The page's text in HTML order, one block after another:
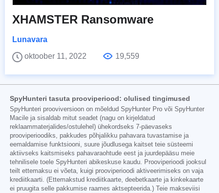
XHAMSTER Ransomware
Lunavara
oktoober 11, 2022
19,559
SpyHunteri tasuta prooviperiood: olulised tingimused
SpyHunteri prooviversioon on mõeldud SpyHunter Pro või SpyHunter
Macile ja sisaldab mitut seadet (nagu on kirjeldatud
reklaammaterjalides/ostulehel) ühekordseks 7-päevaseks
prooviperioodiks, pakkudes põhjalikku pahavara tuvastamise ja
eemaldamise funktsiooni, suure jõudlusega kaitset teie süsteemi
aktiivseks kaitsmiseks pahavaraohtude eest ja juurdepääsu meie
tehnilisele toele SpyHunteri abikeskuse kaudu. Prooviperioodi jooksul
teilt ettemaksu ei võeta, kuigi prooviperioodi aktiveerimiseks on vaja
krediitkaarti. (Ettemakstud krediitkaarte, deebetkaarte ja kinkekaarte
ei pruugita selle pakkumise raames aktsepteerida.) Teie makseviisi